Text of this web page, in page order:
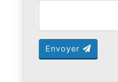
Envoyer